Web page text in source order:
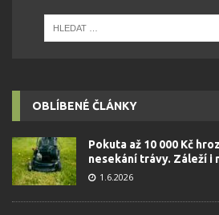
OBLÍBENÉ ČLÁNKY
Pokuta až 10 000 Kč
nesekání trávy. Záleží i
1.6.2026